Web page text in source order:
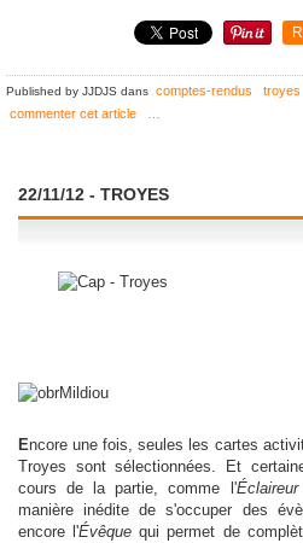
Published by JJDJS dans comptes-rendus troyes
commenter cet article
22/11/12 - TROYES
Encore une fois, seules les cartes
Troyes sont sélectionnées. Et
cours de la partie, comme l'Éclaireur
manière inédite de s'occuper des
encore l'Évêque qui permet de